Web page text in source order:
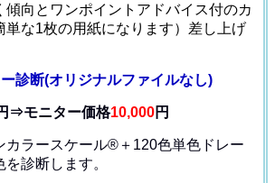
傾向とワンポイントアドバイス付のカ
単な1枚の用紙になります）差し上げ
診断(オリジナルファイルなし)
モニター価格10,000円
カラースケール®＋120色単色ドレー
診断します。